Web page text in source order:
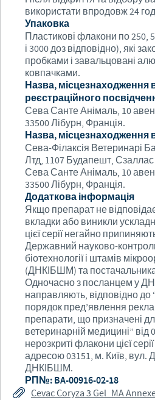
використати впродовж 24
Упаковка
Пластикові флакони по 250,
і 3000 доз відповідно), які
пробками і завальцовані
ковпачками.
Назва, місцезнаходження
реєстраційного
Сева Санте Анімаль, 10
33500 Лібурн, Франція.
Назва, місцезнаходження
Сева-Філаксія Ветеринарі
Лтд, 1107 Будапешт,
Сева Санте Анімаль, 10
33500 Лібурн, Франція.
Додаткова інформація
Якщо препарат не
вкладки або виникли
цієї серії негайно
Державний науково-
біотехнології і штамів
(ДНКІБШМ) та
Одночасно з посланцем у
направляють, відповідно до
порядок пред’явлення
препарати, що призначені
ветеринарній медицині” від
нерозкриті флакони цієї
адресою 03151, м. Київ, вул.
ДНКІБШМ.
РП№: BA-00916-02-18
Cevac Coryza 3 Gel_MA